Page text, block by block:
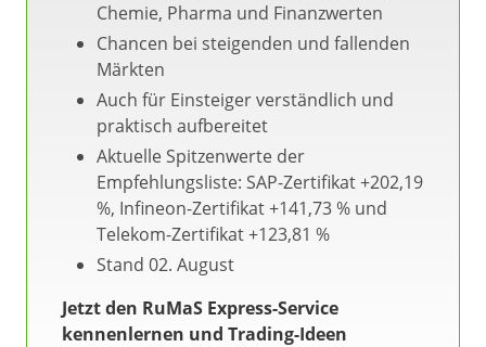
Chemie, Pharma und Finanzwerten
Chancen bei steigenden und fallenden
Märkten
Auch für Einsteiger verständlich und
praktisch aufbereitet
Aktuelle Spitzenwerte der
Empfehlungsliste: SAP-Zertifikat +202,19
%, Infineon-Zertifikat +141,73 % und
Telekom-Zertifikat +123,81 %
Stand 02. August
Jetzt den RuMaS Express-Service
kennenlernen und Trading-Ideen